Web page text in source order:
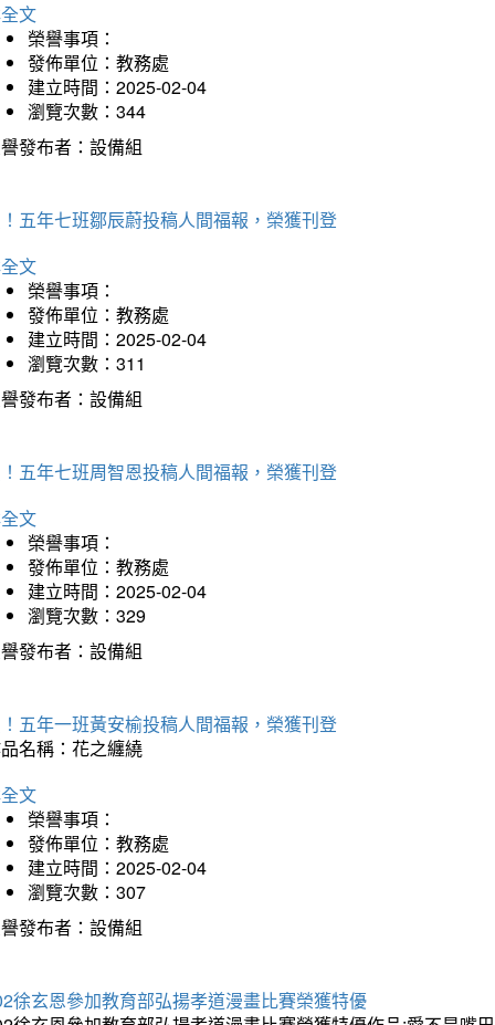
文
榮譽事項：
發佈單位：教務處
建立時間：2025-02-04
瀏覽次數：344
發布者：設備組
五年七班鄒辰蔚投稿人間福報，榮獲刊登
文
榮譽事項：
發佈單位：教務處
建立時間：2025-02-04
瀏覽次數：311
發布者：設備組
五年七班周智恩投稿人間福報，榮獲刊登
文
榮譽事項：
發佈單位：教務處
建立時間：2025-02-04
瀏覽次數：329
發布者：設備組
五年一班黃安榆投稿人間福報，榮獲刊登
名稱：花之纏繞
文
榮譽事項：
發佈單位：教務處
建立時間：2025-02-04
瀏覽次數：307
發布者：設備組
徐玄恩參加教育部弘揚孝道漫畫比賽榮獲特優